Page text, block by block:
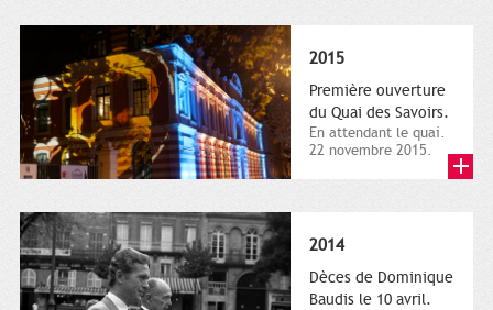
2015
Première ouverture
du Quai des Savoirs.
En attendant le quai.
22 novembre 2015.
2014
Dèces de Dominique
Baudis le 10 avril.